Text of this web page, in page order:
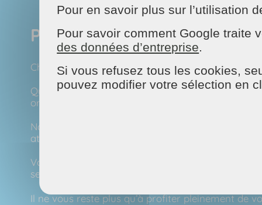
Pourquoi faire appel à
Chez MAISON ET SERVICES, nous sommes
Que vous ayez besoin d’un service ponctuel,
organisation dans votre quotidien, nous
Nous nous occupons de tout : MAISON ET
attentes et prenons en charge toutes les
Vous hésitez encore ? nos services ouvrent droit
service professionnel et encadré.
Il ne vous reste plus qu’à profiter pleinement de
Pour en savoir plus sur l’utilisation
Pour savoir comment Google traite
des données d’entreprise.
Si vous refusez tous les cookies,
pouvez modifier votre sélection en